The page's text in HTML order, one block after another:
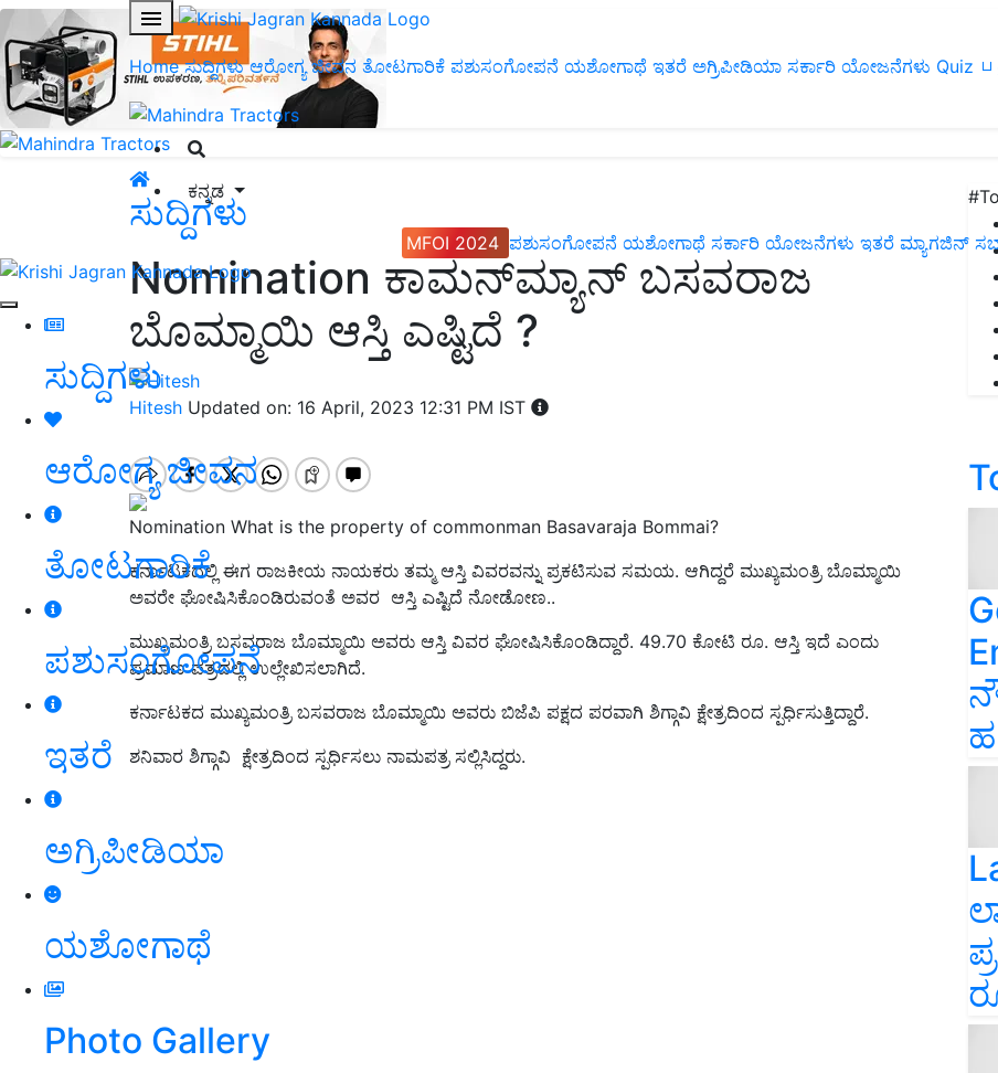
Home ಸುದ್ದಿಗಳು ಆರೋಗ್ಯ ಜೀವನ ತೋಟಗಾರಿಕೆ ಪಶುಸಂಗೋಪನೆ ಯಶೋಗಾಥೆ ಇತರೆ ಅಗ್ರಿಪೀಡಿಯಾ ಸರ್ಕಾರಿ ಯೋಜನೆಗಳು Quiz
ಕನ್ನಡ
MFOI 2024 ಪಶುಸಂಗೋಪನೆ ಯಶೋಗಾಥೆ ಸರ್ಕಾರಿ ಯೋಜನೆಗಳು ಇತರೆ ಮ್ಯಾಗಜಿನ್‌
ಸುದ್ದಿಗಳು
ಆರೋಗ್ಯ ಜೀವನ
ತೋಟಗಾರಿಕೆ
ಪಶುಸಂಗೋಪನೆ
ಇತರೆ
ಅಗ್ರಿಪೀಡಿಯಾ
ಯಶೋಗಾಥೆ
Photo Gallery
ಸುದ್ದಿಗಳು
Nomination ಕಾಮನ್‌ಮ್ಯಾನ್‌ ಬಸವರಾಜ
ಬೊಮ್ಮಾಯಿ ಆಸ್ತಿ ಎಷ್ಟಿದೆ ?
Hitesh Updated on: 16 April, 2023 12:31 PM IST
Nomination What is the property of commonman Basavaraja Bommai?
ಕರ್ನಾಟಕದಲ್ಲಿ ಈಗ ರಾಜಕೀಯ ನಾಯಕರು ತಮ್ಮ ಆಸ್ತಿ ವಿವರವನ್ನು ಪ್ರಕಟಿಸುವ ಸಮಯ. ಆಗಿದ್ದರೆ ಮುಖ್ಯಮಂತ್ರಿ ಬೊಮ್ಮಾಯಿ
ಅವರೇ ಘೋಷಿಸಿಕೊಂಡಿರುವಂತೆ ಅವರ ಆಸ್ತಿ ಎಷ್ಟಿದೆ ನೋಡೋಣ..
ಮುಖ್ಯಮಂತ್ರಿ ಬಸವರಾಜ ಬೊಮ್ಮಾಯಿ ಅವರು ಆಸ್ತಿ ವಿವರ ಘೋಷಿಸಿಕೊಂಡಿದ್ದಾರೆ. 49.70 ಕೋಟಿ ರೂ. ಆಸ್ತಿ ಇದೆ ಎಂದು
ಪ್ರಮಾಣ ಪತ್ರದಲ್ಲಿ ಉಲ್ಲೇಖಿಸಲಾಗಿದೆ.
ಕರ್ನಾಟಕದ ಮುಖ್ಯಮಂತ್ರಿ ಬಸವರಾಜ ಬೊಮ್ಮಾಯಿ ಅವರು ಬಿಜೆಪಿ ಪಕ್ಷದ ಪರವಾಗಿ ಶಿಗ್ಗಾವಿ ಕ್ಷೇತ್ರದಿಂದ ಸ್ಪರ್ಧಿಸುತ್ತಿದ್ದಾರೆ.
ಶನಿವಾರ ಶಿಗ್ಗಾವಿ ಕ್ಷೇತ್ರದಿಂದ ಸ್ಪರ್ಧಿಸಲು ನಾಮಪತ್ರ ಸಲ್ಲಿಸಿದ್ದರು.